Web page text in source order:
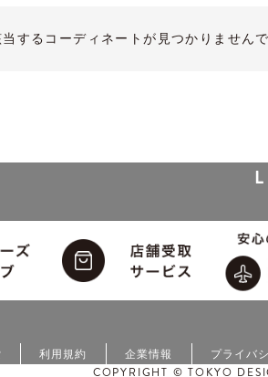
するコーディネートが見つかりません
利用規約 企業情報 プライバ
COPYRIGHT © TOKYO